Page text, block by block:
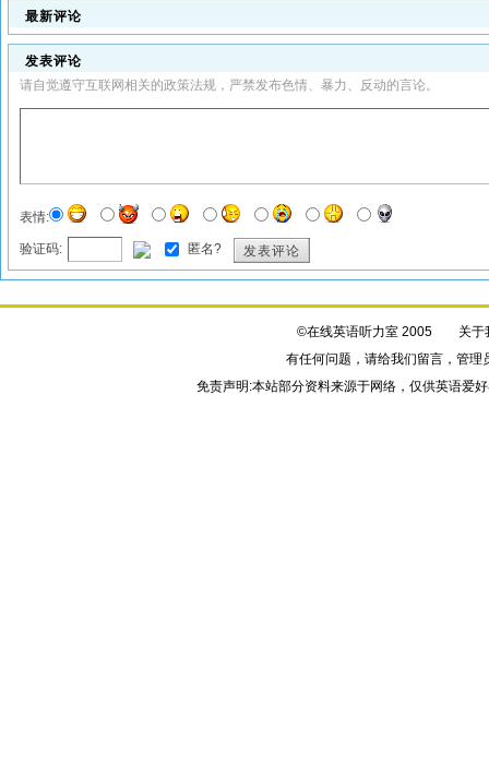
最新评论
发表评论
请自觉遵守互联网相关的政策法规，严禁发布色情、暴力、反动的言论。
表情:
验证码: 匿名? 发表评论
©在线英语听力室 2005 关于
有任何问题，请给我们留言，管理
免责声明:本站部分资料来源于网络，仅供英语爱